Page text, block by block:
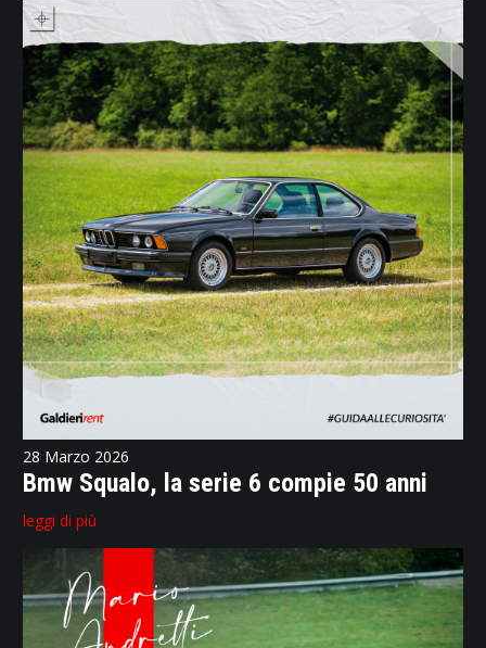
28 Marzo 2026
Bmw Squalo, la serie 6 compie 50 anni
leggi di più